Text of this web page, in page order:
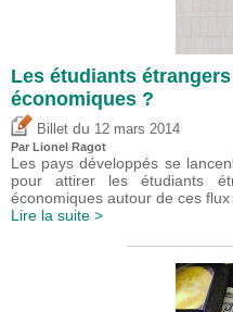
Les étudiants
économiques ?
Billet du 12 mars 2014
Par Lionel Ragot
Les pays développés se
pour attirer les étudiants
économiques autour de ces
Lire la suite >